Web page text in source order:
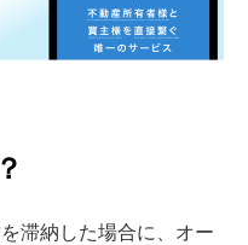
滞納した場合に、オー